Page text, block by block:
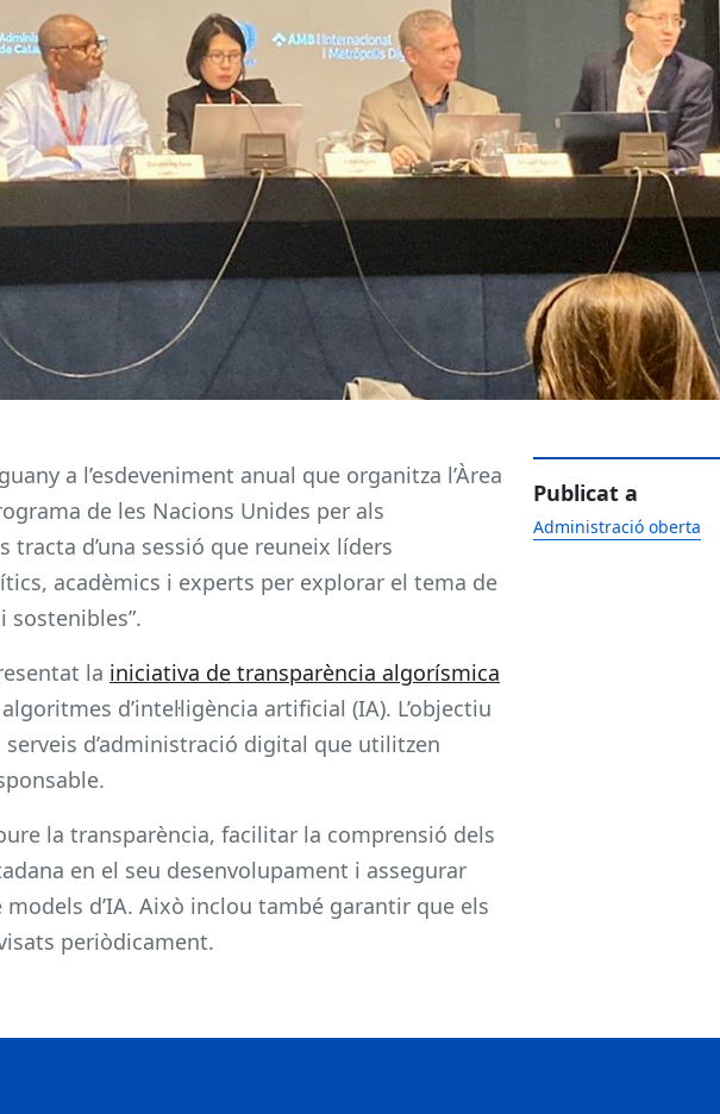
a l’esdeveniment anual que organitza l’Àrea
de les Nacions Unides per als
tracta d’una sessió que reuneix líders
acadèmics i experts per explorar el tema de
la iniciativa de transparència algorísmica
d’intel·ligència artificial (IA). L’objectiu
d’administració digital que utilitzen
la transparència, facilitar la comprensió dels
en el seu desenvolupament i assegurar
d’IA. Això inclou també garantir que els
periòdicament.
Publicat a
Administració oberta